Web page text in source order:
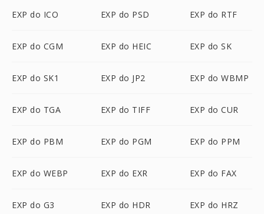
EXP do ICO EXP do PSD EXP do RTF
EXP do CGM EXP do HEIC EXP do SK
EXP do SK1 EXP do JP2 EXP do WBMP
EXP do TGA EXP do TIFF EXP do CUR
EXP do PBM EXP do PGM EXP do PPM
EXP do WEBP EXP do EXR EXP do FAX
EXP do G3 EXP do HDR EXP do HRZ